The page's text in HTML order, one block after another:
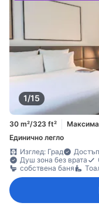
1/15
30 m²/323 ft²
Единично легло
Изглед: Град
Душ зона без врата
собствена баня